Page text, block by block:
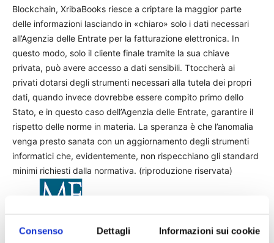
Consenso Dettagli Informazioni sui cookie
Blockchain, XribaBooks riesce a criptare la maggior parte
delle informazioni lasciando in «chiaro» solo i dati necessari
all’Agenzia delle Entrate per la fatturazione elettronica. In
questo modo, solo il cliente finale tramite la sua chiave
privata, può avere accesso a dati sensibili. Ttoccherà ai
privati dotarsi degli strumenti necessari alla tutela dei propri
dati, quando invece dovrebbe essere compito primo dello
Stato, e in questo caso dell’Agenzia delle Entrate, garantire il
rispetto delle norme in materia. La speranza è che l’anomalia
venga presto sanata con un aggiornamento degli strumenti
informatici che, evidentemente, non rispecchiano gli standard
minimi richiesti dalla normativa. (riproduzione riservata)